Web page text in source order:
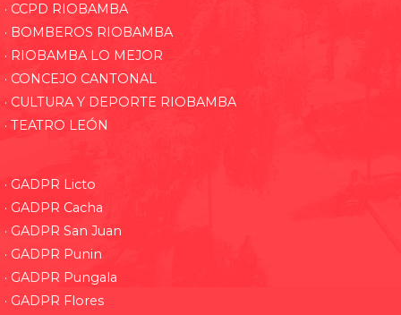
· CCPD RIOBAMBA
· BOMBEROS RIOBAMBA
· RIOBAMBA LO MEJOR
· CONCEJO CANTONAL
· CULTURA Y DEPORTE RIOBAMBA
· TEATRO LEÓN
· GADPR Licto
· GADPR Cacha
· GADPR San Juan
· GADPR Punin
· GADPR Pungala
· GADPR Flores